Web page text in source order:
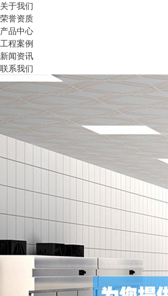
关于我们
荣誉资质
产品中心
工程案例
新闻资讯
联系我们